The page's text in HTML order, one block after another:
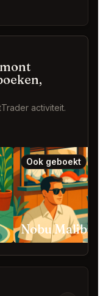
activiteit.
Ook geboekt